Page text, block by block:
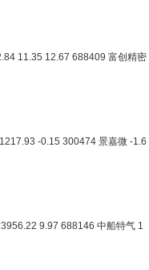
11.35 12.67 688409 富创精密
-0.15 300474 景嘉微 -1.6
9.97 688146 中船特气 1